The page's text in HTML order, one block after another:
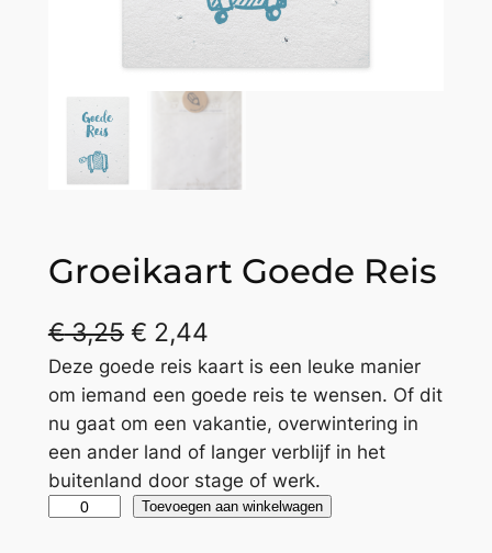
Groeikaart Goede Reis
€3,25 € 2,44
Deze goede reis kaart is een leuke manier
om iemand een goede reis te wensen. Of dit
nu gaat om een vakantie, overwintering in
een ander land of langer verblijf in het
buitenland door stage of werk.
Toevoegen aan winkelwagen